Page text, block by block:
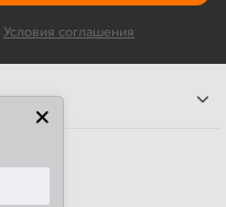
Условия соглашения